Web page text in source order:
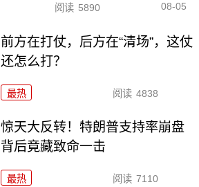
阅读 5890 08-05
前方在打仗，后方在“清场”，这仗
还怎么打？
最热 阅读 4838
惊天大反转！特朗普支持率崩盘
背后竟藏致命一击
最热 阅读 7110